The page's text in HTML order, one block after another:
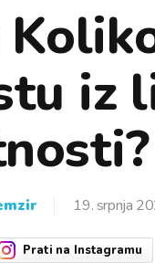
iz
19. srpnja
Prati na Instagramu